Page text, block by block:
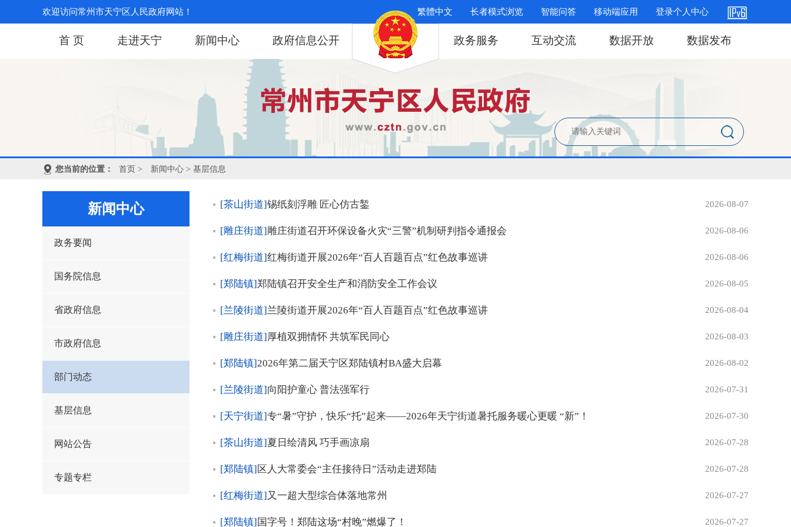
欢迎访问常州市天宁区人民政府网站！ 繁體中文 长者模式浏览 智能问答 移动端应用 登录个人中心
首 页 走进天宁 新闻中心 政府信息公开 政务服务 互动交流 数据开放 数据发布
您当前的位置： 首页 > 新闻中心 > 基层信息
新闻中心
政务要闻
国务院信息
省政府信息
市政府信息
部门动态
基层信息
网站公告
专题专栏
[茶山街道]锡纸刻浮雕 匠心仿古錾 2026-08-07
[雕庄街道]雕庄街道召开环保设备火灾“三警”机制研判指令通报会 2026-08-06
[红梅街道]红梅街道开展2026年“百人百题百点”红色故事巡讲 2026-08-06
[郑陆镇]郑陆镇召开安全生产和消防安全工作会议 2026-08-05
[兰陵街道]兰陵街道开展2026年“百人百题百点”红色故事巡讲 2026-08-04
[雕庄街道]厚植双拥情怀 共筑军民同心 2026-08-03
[郑陆镇]2026年第二届天宁区郑陆镇村BA盛大启幕 2026-08-02
[兰陵街道]向阳护童心 普法强军行 2026-07-31
[天宁街道]专“暑”守护，快乐“托”起来——2026年天宁街道暑托服务暖心更暖 “新”！ 2026-07-30
[茶山街道]夏日绘清风 巧手画凉扇 2026-07-28
[郑陆镇]区人大常委会“主任接待日”活动走进郑陆 2026-07-28
[红梅街道]又一超大型综合体落地常州 2026-07-27
[郑陆镇]国字号！郑陆这场“村晚”燃爆了！ 2026-07-27